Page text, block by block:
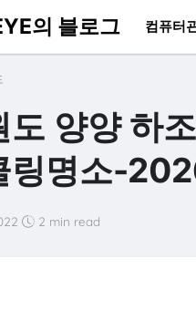
의 블로그 컴퓨터
도 양양 하
링명소-
2 min read